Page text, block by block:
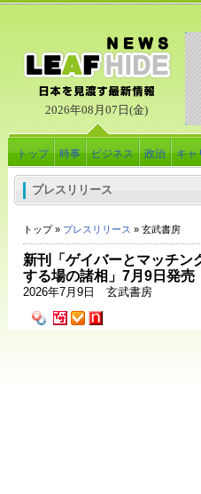
2026年08月07日(金)
トップ 時事 ビジネス 政治 キャ
プレスリリース
トップ » プレスリリース » 玄武書房
新刊「ゲイバーとマッチン
する場の諸相」7月9日発売
2026年7月9日 玄武書房